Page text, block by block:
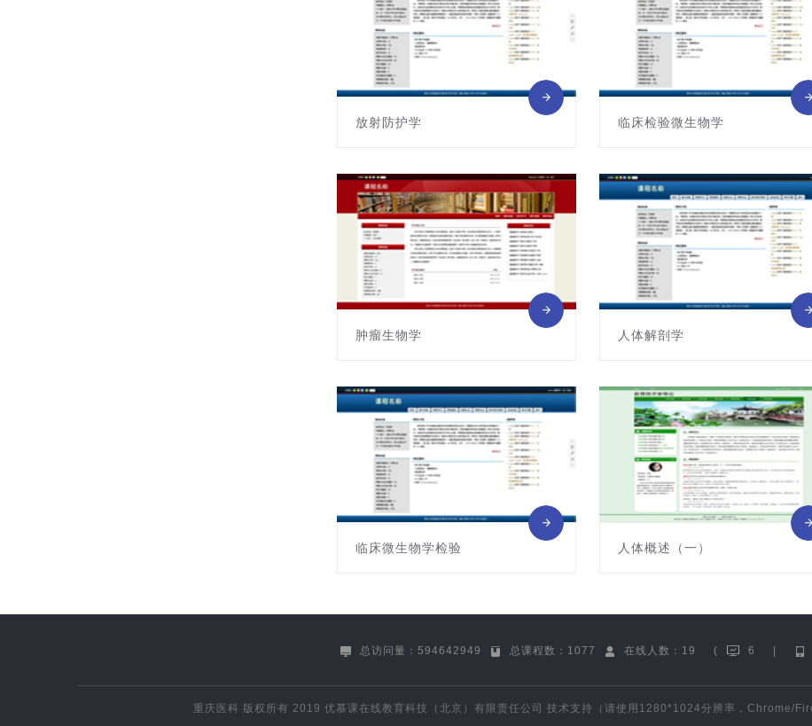
放射防护学
主讲教师: 彭志平
临床检验微生物学
主讲教师: 张德纯
肿瘤生物学
主讲教师: 雷云龙
人体解剖学
主讲教师: 朱淑娟
临床微生物学检验 人体概述（一）
总访问量：594642949 总课程数：1077 在线人数：19 ( 6
重庆医科 版权所有 2019 优慕课在线教育科技（北京）有限责任公司 技术支持（请使用1280*1024分辨率，Chrome/